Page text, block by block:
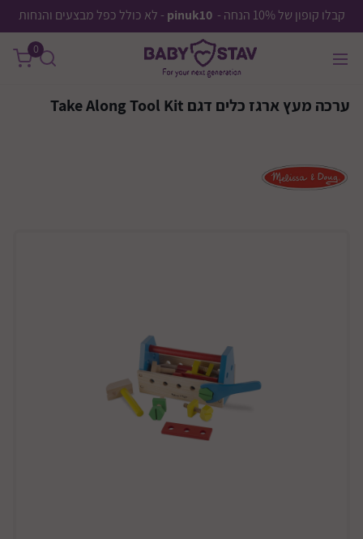
קבלו קופון של 10% הנחה - pinuk10 - לא כולל כפל מבצעים והנחות
0
ערכה מעץ ארגז כלים דגם Take Along Tool Kit